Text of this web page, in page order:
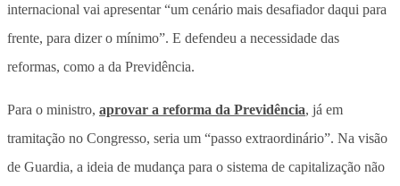
internacional vai apresentar “um cenário mais desafiador daqui para
frente, para dizer o mínimo”. E defendeu a necessidade das
reformas, como a da Previdência.
Para o ministro, aprovar a reforma da Previdência, já em
tramitação no Congresso, seria um “passo extraordinário”. Na visão
de Guardia, a ideia de mudança para o sistema de capitalização não